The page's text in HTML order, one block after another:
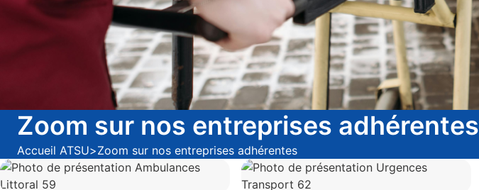
Zoom sur nos entreprises adhérentes
Accueil ATSU>Zoom sur nos entreprises adhérentes